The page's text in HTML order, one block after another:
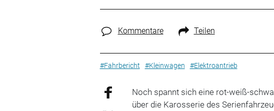
Kommentare Teilen
#Fahrbericht #Kleinwagen #Elektroantrieb
Noch spannt sich eine rot-weiß-
über die Karosserie des